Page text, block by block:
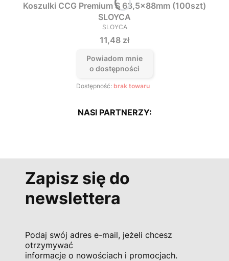
Koszulki CCG Premium S 63,5x88mm (100szt)
SLOYCA
PRODUCENT
SLOYCA
Cena
11,48 zł
Powiadom mnie
o dostępności
Dostępność: brak towaru
NASI PARTNERZY:
Zapisz się do
newslettera
Podaj swój adres e-mail, jeżeli chcesz
otrzymywać
informacje o nowościach i promocjach.